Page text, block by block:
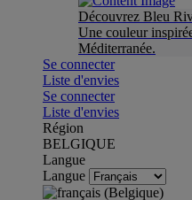
Découvrez Bleu
Une couleur
Méditerranée.
Se connecter
Liste d'envies
Se connecter
Liste d'envies
Région
BELGIQUE
Langue
Langue